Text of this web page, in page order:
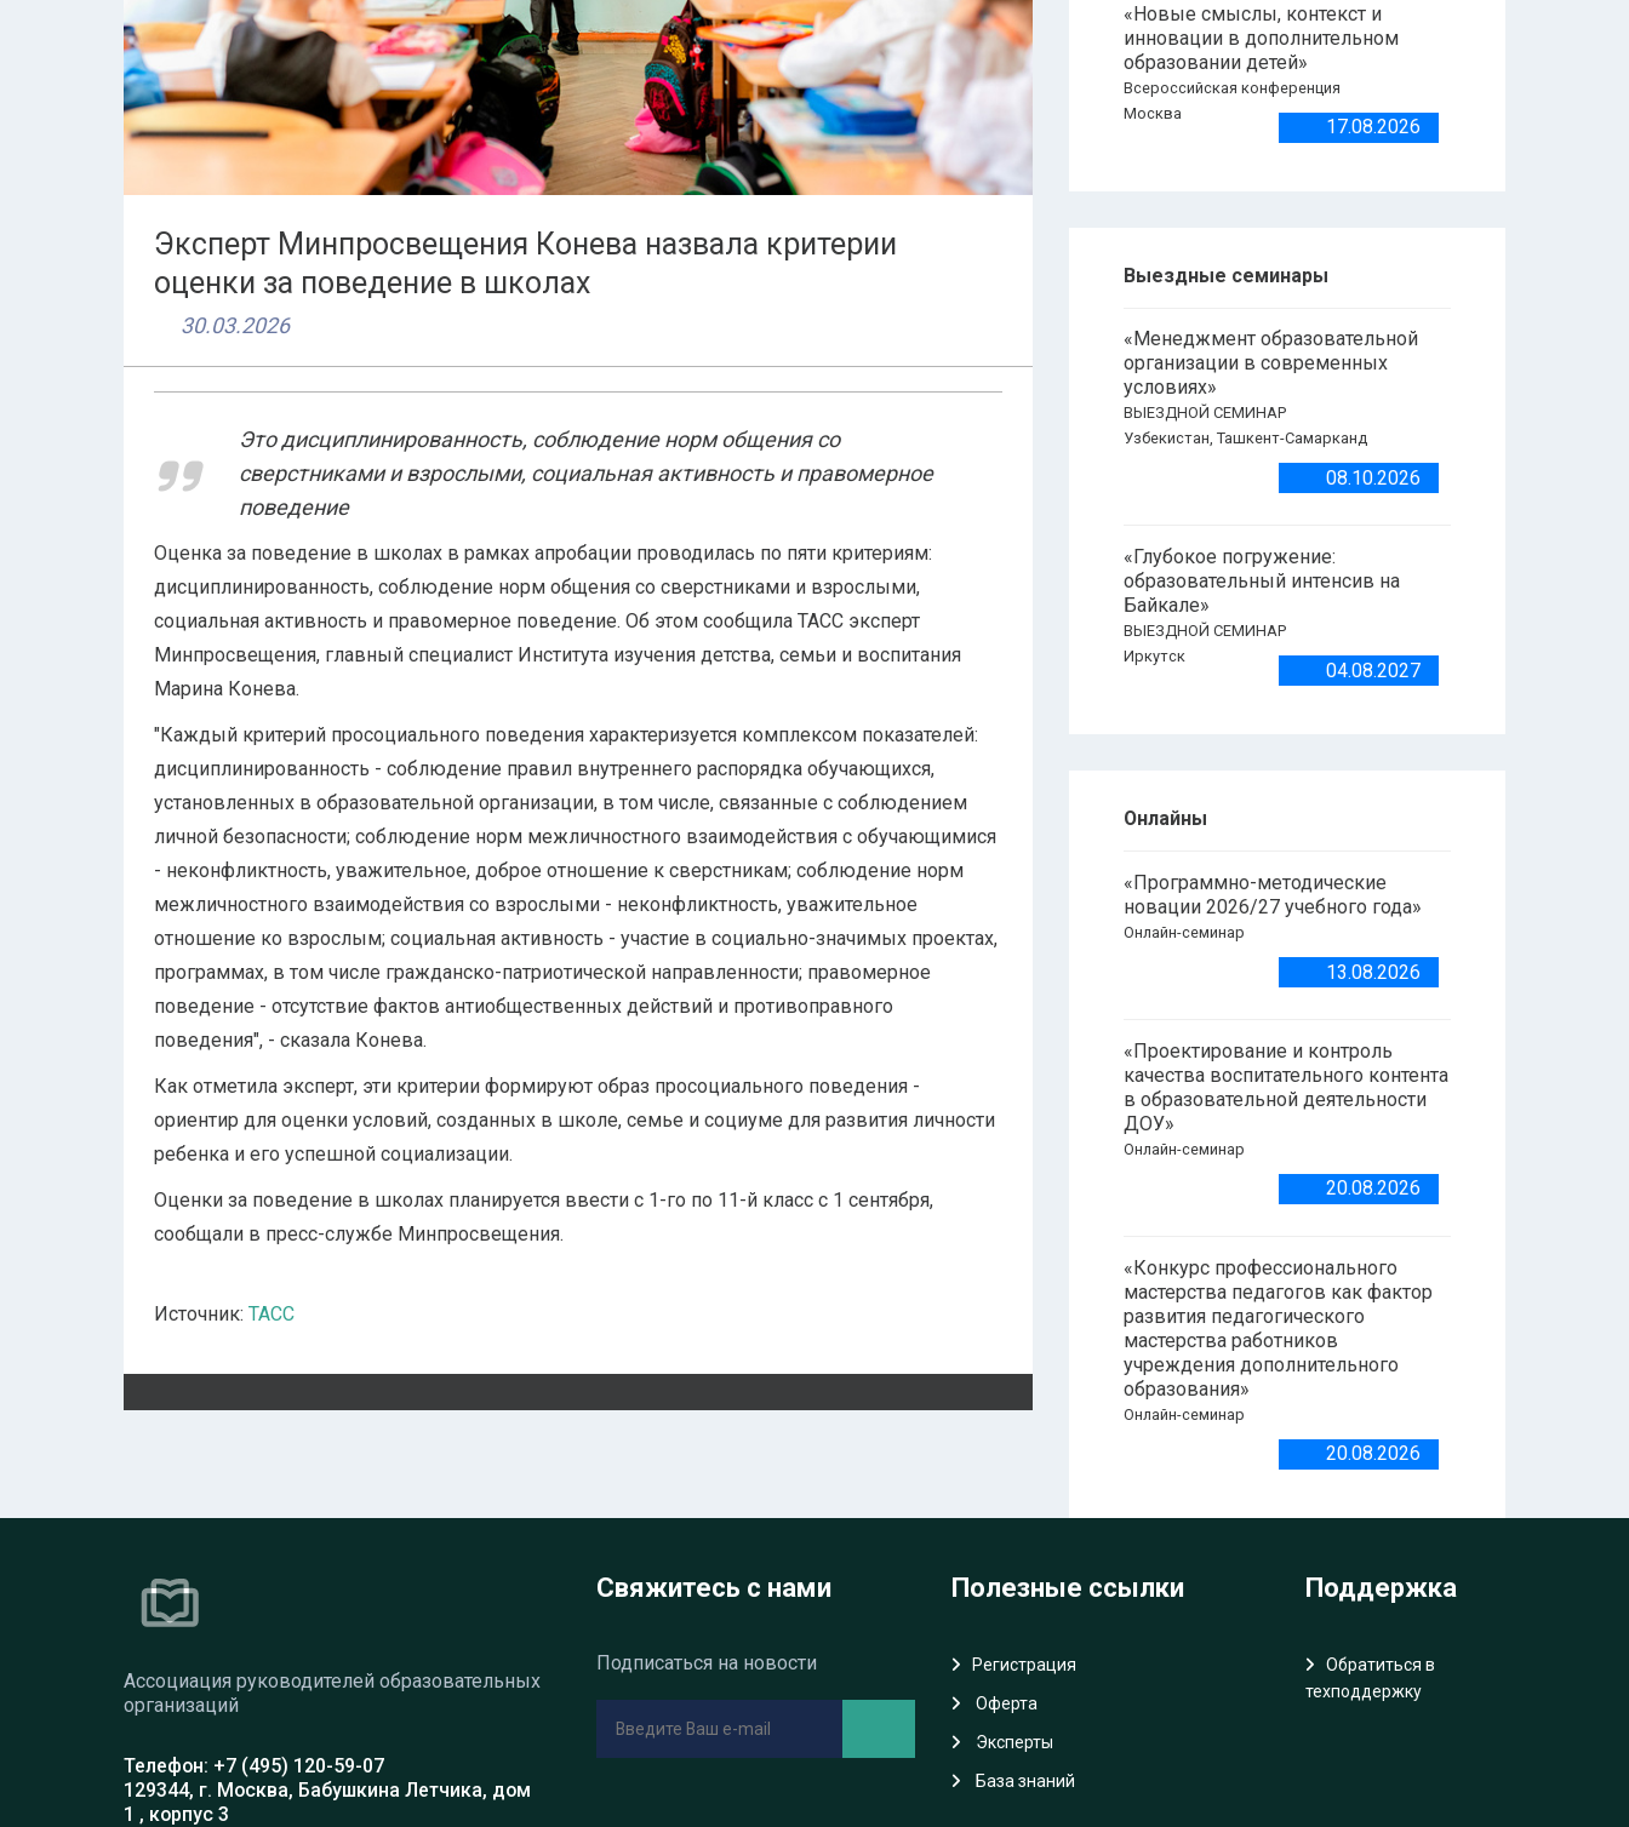
Эксперт Минпросвещения Конева назвала критерии
оценки за поведение в школах
30.03.2026
Это дисциплинированность, соблюдение норм общения со
сверстниками и взрослыми, социальная активность и правомерное
поведение
Оценка за поведение в школах в рамках апробации проводилась по пяти критериям:
дисциплинированность, соблюдение норм общения со сверстниками и взрослыми,
социальная активность и правомерное поведение. Об этом сообщила ТАСС эксперт
Минпросвещения, главный специалист Института изучения детства, семьи и воспитания
Марина Конева.
"Каждый критерий просоциального поведения характеризуется комплексом показателей:
дисциплинированность - соблюдение правил внутреннего распорядка обучающихся,
установленных в образовательной организации, в том числе, связанные с соблюдением
личной безопасности; соблюдение норм межличностного взаимодействия с обучающимися
- неконфликтность, уважительное, доброе отношение к сверстникам; соблюдение норм
межличностного взаимодействия со взрослыми - неконфликтность, уважительное
отношение ко взрослым; социальная активность - участие в социально-значимых проектах,
программах, в том числе гражданско-патриотической направленности; правомерное
поведение - отсутствие фактов антиобщественных действий и противоправного
поведения", - сказала Конева.
Как отметила эксперт, эти критерии формируют образ просоциального поведения -
ориентир для оценки условий, созданных в школе, семье и социуме для развития личности
ребенка и его успешной социализации.
Оценки за поведение в школах планируется ввести с 1-го по 11-й класс с 1 сентября,
сообщали в пресс-службе Минпросвещения.
Источник: ТАСС
«Новые смыслы, контекст и
инновации в дополнительном
образовании детей»
Всероссийская конференция
Москва
17.08.2026
Выездные семинары
«Менеджмент образовательной
организации в современных
условиях»
ВЫЕЗДНОЙ СЕМИНАР
Узбекистан, Ташкент-Самарканд
08.10.2026
«Глубокое погружение:
образовательный интенсив на
Байкале»
ВЫЕЗДНОЙ СЕМИНАР
Иркутск
04.08.2027
Онлайны
«Программно-методические
новации 2026/27 учебного года»
Онлайн-семинар
13.08.2026
«Проектирование и контроль
качества воспитательного контента
в образовательной деятельности
ДОУ»
Онлайн-семинар
20.08.2026
«Конкурс профессионального
мастерства педагогов как фактор
развития педагогического
мастерства работников
учреждения дополнительного
образования»
Онлайн-семинар
20.08.2026
Ассоциация руководителей образовательных
организаций
Телефон: +7 (495) 120-59-07
129344, г. Москва, Бабушкина Летчика, дом
1 , корпус 3
Свяжитесь с нами
Подписаться на новости
Полезные ссылки
Регистрация
Oферта
Эксперты
База знаний
Поддержка
Обратиться в
техподдержку